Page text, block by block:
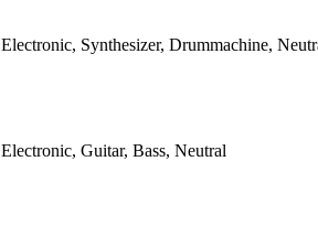
Electronic, Synthesizer, Drummachine,
Electronic, Guitar, Bass, Neutral